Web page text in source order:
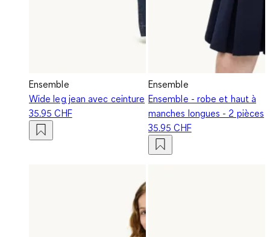
Ensemble
Wide leg jean avec ceinture
35.95 CHF
Ensemble
Ensemble - robe et haut à
manches longues - 2 pièces
35.95 CHF